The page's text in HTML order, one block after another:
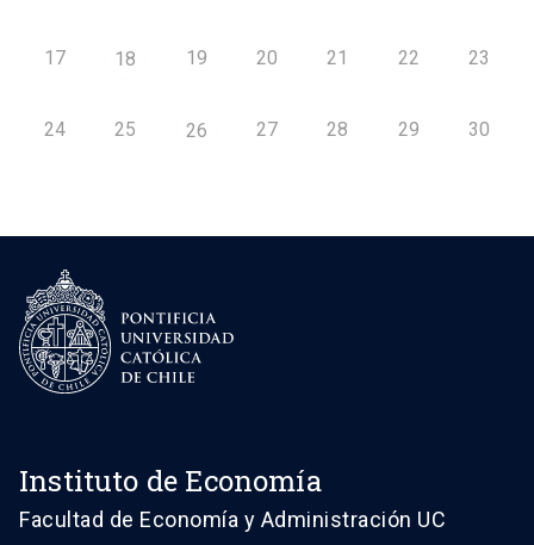
17 18 19 20 21 22 23
24 25 26 27 28 29 30
Instituto de Economía
Facultad de Economía y Administración UC